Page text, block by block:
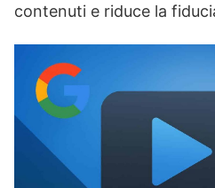
contenuti e riduce la